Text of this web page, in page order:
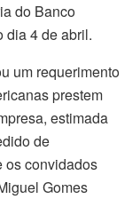
do Banco
dia 4 de abril.
um requerimento
prestem
estimada
de
os convidados
Gomes